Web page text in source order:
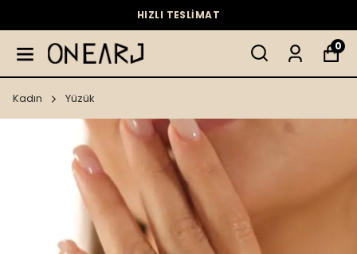
HIZLI TESLİMAT
0
Kadın Yüzük